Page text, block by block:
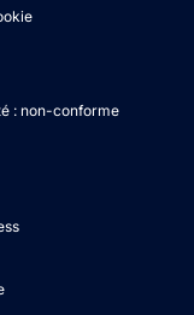
: non-conforme